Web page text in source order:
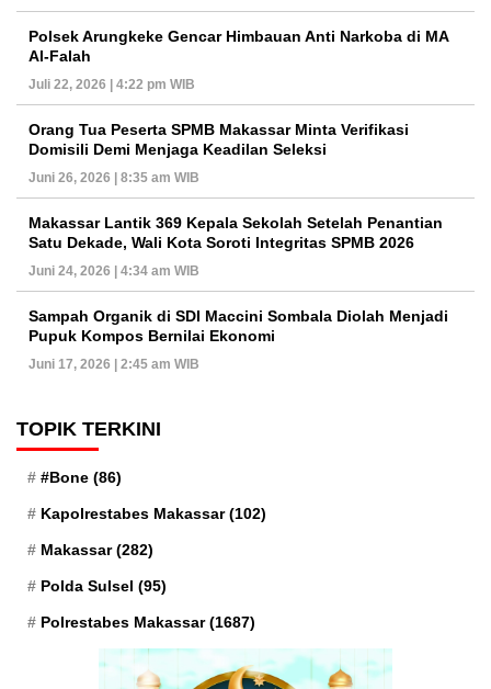
Polsek Arungkeke Gencar Himbauan Anti Narkoba di MA
Al-Falah
Juli 22, 2026 | 4:22 pm WIB
Orang Tua Peserta SPMB Makassar Minta Verifikasi
Domisili Demi Menjaga Keadilan Seleksi
Juni 26, 2026 | 8:35 am WIB
Makassar Lantik 369 Kepala Sekolah Setelah Penantian
Satu Dekade, Wali Kota Soroti Integritas SPMB 2026
Juni 24, 2026 | 4:34 am WIB
Sampah Organik di SDI Maccini Sombala Diolah Menjadi
Pupuk Kompos Bernilai Ekonomi
Juni 17, 2026 | 2:45 am WIB
TOPIK TERKINI
#Bone (86)
Kapolrestabes Makassar(102)
Makassar(282)
Polda Sulsel (95)
Polrestabes Makassar(1687)